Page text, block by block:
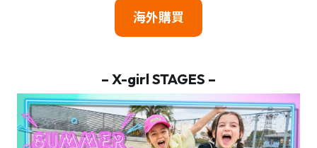
海外購買
– X-girl STAGES –